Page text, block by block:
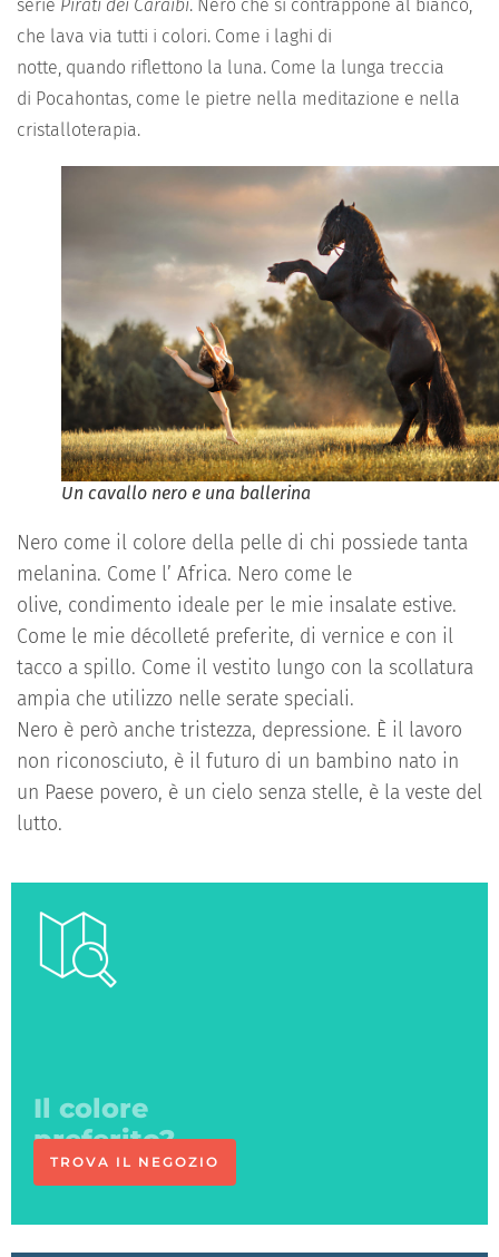
serie Pirati dei Caraibi. Nero che si contrappone al bianco,
che lava via tutti i colori. Come i laghi di
notte, quando rifettono la luna. Come la lunga treccia
di Pocahontas, come le pietre nella meditazione e nella
cristalloterapia.
Un cavallo nero e una ballerina
Nero come il colore della pelle di chi possiede tanta
melanina. Come l’ Africa. Nero come le
olive, condimento ideale per le mie insalate estive.
Come le mie décolleté preferite, di vernice e con il
tacco a spillo. Come il vestito lungo con la scollatura
ampia che utilizzo nelle serate speciali.
Nero è però anche tristezza, depressione. È il lavoro
non riconosciuto, è il futuro di un bambino nato in
un Paese povero, è un cielo senza stelle, è la veste del
lutto.
Ci vediamo
in negozio
TROVA IL NEGOZIO